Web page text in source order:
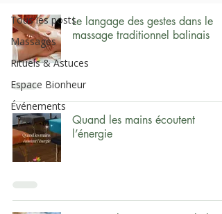
Tous les posts
Massages
Rituels & Astuces
Espace Bionheur
Événements
Le langage des gestes dans le
massage traditionnel balinais
Quand les mains écoutent
l’énergie